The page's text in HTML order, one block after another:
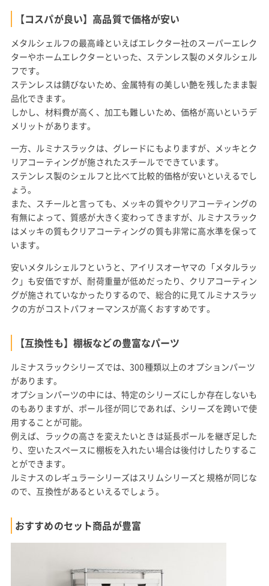
【コスパが良い】高品質で価格が安い
メタルシェルフの最高峰といえばエレクター社のスーパーエレク
ターやホームエレクターといった、ステンレス製のメタルシェル
フです。
ステンレスは錆びないため、金属特有の美しい艶を残したまま製
品化できます。
しかし、材料費が高く、加工も難しいため、価格が高いというデ
メリットがあります。
一方、ルミナスラックは、グレードにもよりますが、メッキとク
リアコーティングが施されたスチールでできています。
ステンレス製のシェルフと比べて比較的価格が安いといえるでし
ょう。
また、スチールと言っても、メッキの質やクリアコーティングの
有無によって、質感が大きく変わってきますが、ルミナスラック
はメッキの質もクリアコーティングの質も非常に高水準を保って
います。
安いメタルシェルフというと、アイリスオーヤマの「メタルラッ
ク」も安価ですが、耐荷重量が低めだったり、クリアコーティン
グが施されていなかったりするので、総合的に見てルミナスラッ
クの方がコストパフォーマンスが高くおすすめです。
【互換性も】棚板などの豊富なパーツ
ルミナスラックシリーズでは、300種類以上のオプションパーツ
があります。
オプションパーツの中には、特定のシリーズにしか存在しないも
のもありますが、ポール径が同じであれば、シリーズを跨いで使
用することが可能。
例えば、ラックの高さを変えたいときは延長ポールを継ぎ足した
り、空いたスペースに棚板を入れたい場合は後付けしたりするこ
とができます。
ルミナスのレギュラーシリーズはスリムシリーズと規格が同じな
ので、互換性があるといえるでしょう。
おすすめのセット商品が豊富